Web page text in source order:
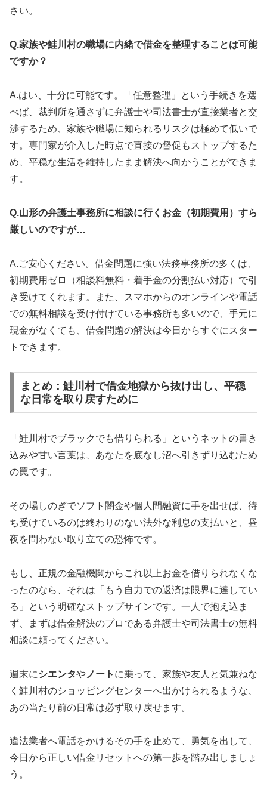
さい。
Q.家族や鮭川村の職場に内緒で借金を整理することは可能
ですか？
A.はい、十分に可能です。「任意整理」という手続きを選
べば、裁判所を通さずに弁護士や司法書士が直接業者と交
渉するため、家族や職場に知られるリスクは極めて低いで
す。専門家が介入した時点で直接の督促もストップするた
め、平穏な生活を維持したまま解決へ向かうことができま
す。
Q.山形の弁護士事務所に相談に行くお金（初期費用）すら
厳しいのですが…
A.ご安心ください。借金問題に強い法務事務所の多くは、
初期費用ゼロ（相談料無料・着手金の分割払い対応）で引
き受けてくれます。また、スマホからのオンラインや電話
での無料相談を受け付けている事務所も多いので、手元に
現金がなくても、借金問題の解決は今日からすぐにスター
トできます。
まとめ：鮭川村で借金地獄から抜け出し、平穏
な日常を取り戻すために
「鮭川村でブラックでも借りられる」というネットの書き
込みや甘い言葉は、あなたを底なし沼へ引きずり込むため
の罠です。
その場しのぎでソフト闇金や個人間融資に手を出せば、待
ち受けているのは終わりのない法外な利息の支払いと、昼
夜を問わない取り立ての恐怖です。
もし、正規の金融機関からこれ以上お金を借りられなくな
ったのなら、それは「もう自力での返済は限界に達してい
る」という明確なストップサインです。一人で抱え込ま
ず、まずは借金解決のプロである弁護士や司法書士の無料
相談に頼ってください。
週末にシエンタや ノート に乗って、家族や友人と気兼ねな
く鮭川村のショッピングセンターへ出かけられるような、
あの当たり前の日常は必ず取り戻せます。
違法業者へ電話をかけるその手を止めて、勇気を出して、
今日から正しい借金リセットへの第一歩を踏み出しましょ
う。